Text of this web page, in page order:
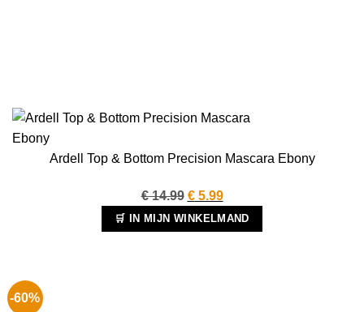
Ardell Top & Bottom Precision Mascara Ebony
€14.99 Oorspronkelijke
prijs
was:
€5.99Huidige
prijs
is:
🛒 IN MIJN WINKELMAND
-60%